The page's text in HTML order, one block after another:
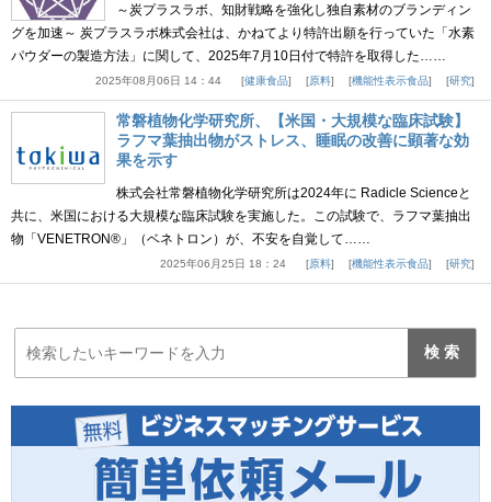
～炭プラスラボ、知財戦略を強化し独自素材のブランディン
グを加速～ 炭プラスラボ株式会社は、かねてより特許出願を行っていた「水素
パウダーの製造方法」に関して、2025年7月10日付で特許を取得した……
2025年08月06日 14：44 健康食品 原料 機能性表示食品 研究
常磐植物化学研究所、【米国・大規模な臨床試験】
ラフマ葉抽出物がストレス、睡眠の改善に顕著な効
果を示す
株式会社常磐植物化学研究所は2024年に Radicle Scienceと
共に、米国における大規模な臨床試験を実施した。この試験で、ラフマ葉抽出
物「VENETRON®」（ベネトロン）が、不安を自覚して……
2025年06月25日 18：24 原料 機能性表示食品 研究